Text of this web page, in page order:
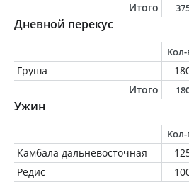
Итого
Дневной перекус
Груша
Итого
Ужин
Камбала дальневосточная
Редис